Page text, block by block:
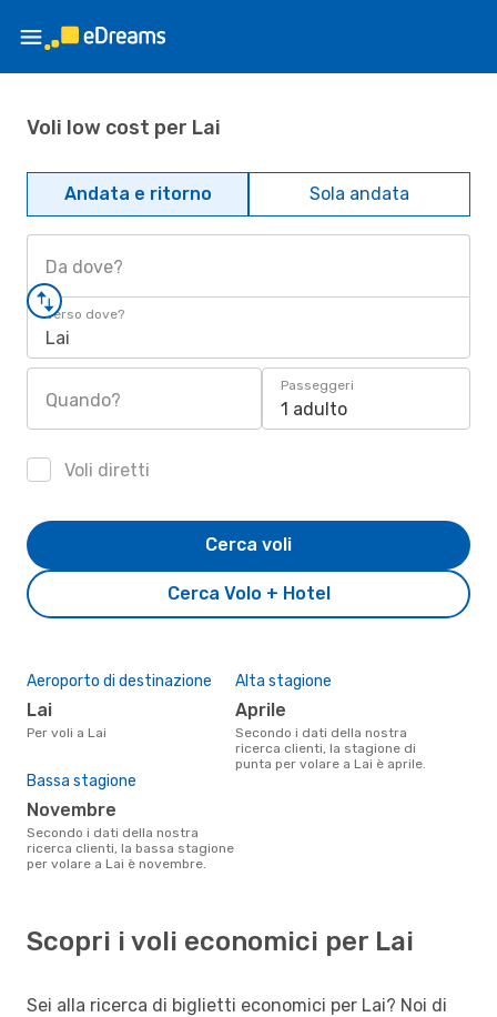
Voli low cost per Lai
Andata e ritorno Sola andata
Da dove?
Verso dove?
Lai
Quando?
Passeggeri
1 adulto
Voli diretti
Cerca Volo + Hotel
Cerca voli
Aeroporto di destinazione
Lai
Per voli a Lai
Alta stagione
aprile
Secondo i dati della nostra
ricerca clienti, la stagione di
punta per volare a Lai è aprile.
Bassa stagione
novembre
Secondo i dati della nostra
ricerca clienti, la bassa stagione
per volare a Lai è novembre.
Scopri i voli economici per Lai
Sei alla ricerca di biglietti economici per Lai? Noi di